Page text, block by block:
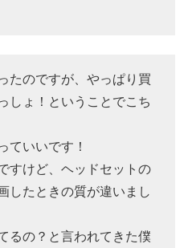
たのですが、やっぱり買
しょ！ということでこち
ていいです！
すけど、ヘッドセットの
したときの質が違いまし
るの？と言われてきた僕